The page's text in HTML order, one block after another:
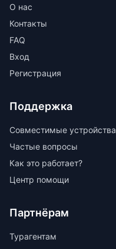
О нас
Контакты
FAQ
Вход
Регистрация
Поддержка
Совместимые устройства
Частые вопросы
Как это работает?
Центр помощи
Партнёрам
Турагентам